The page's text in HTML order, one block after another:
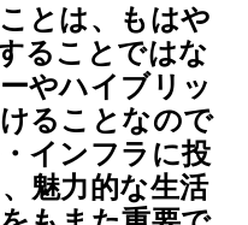
とは、もはや
ることではな
やハイブリッ
ることなので
インフラに投
魅力的な生活